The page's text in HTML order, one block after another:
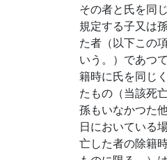
その者と氏を同
規定する子又は
た者（以下この
いう。）であつ
籍時に氏を同じ
たもの（当該死
孫もいなかつた
日においている
亡した者の除籍